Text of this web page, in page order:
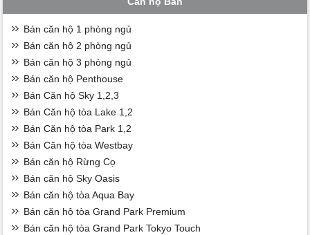
Bán căn hộ 1 phòng ngủ
Bán căn hộ 2 phòng ngủ
Bán căn hộ 3 phòng ngủ
Bán căn hộ Penthouse
Bán Căn hộ Sky 1,2,3
Bán Căn hộ tòa Lake 1,2
Bán Căn hộ tòa Park 1,2
Bán Căn hộ tòa Westbay
Bán căn hộ Rừng Cọ
Bán căn hộ Sky Oasis
Bán căn hộ tòa Aqua Bay
Bán căn hộ tòa Grand Park Premium
Bán căn hộ tòa Grand Park Tokyo Touch